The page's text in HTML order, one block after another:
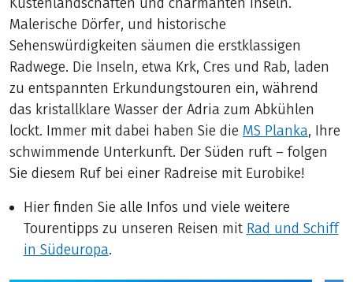
Malerische Dörfer, und historische
Sehenswürdigkeiten säumen die erstklassigen
Radwege. Die Inseln, etwa Krk, Cres und Rab, laden
zu entspannten Erkundungstouren ein, während
das kristallklare Wasser der Adria zum Abkühlen
lockt. Immer mit dabei haben Sie die MS Planka, Ihre
schwimmende Unterkunft. Der Süden ruft – folgen
Sie diesem Ruf bei einer Radreise mit Eurobike!
Hier finden Sie alle Infos und viele weitere
Tourentipps zu unseren Reisen mit Rad und Schiff
in Südeuropa.